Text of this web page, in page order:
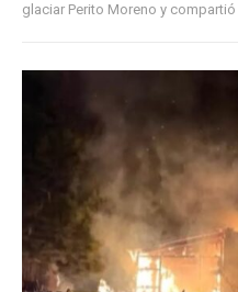
glaciar Perito Moreno y